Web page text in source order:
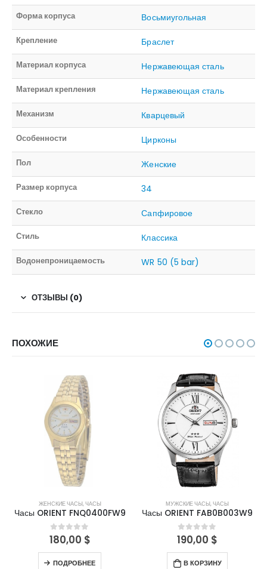
Форма корпуса Восьмиугольная
Крепление Браслет
Материал корпуса Нержавеющая сталь
Материал крепления Нержавеющая сталь
Механизм Кварцевый
Особенности Цирконы
Пол Женские
Размер корпуса 34
Стекло Сапфировое
Стиль Классика
Водонепроницаемость WR 50 (5 bar)
ОТЗЫВЫ (0)
ПОХОЖИЕ
НЕТ В НАЛИЧИИ
ЖЕНСКИЕ ЧАСЫ,ЧАСЫ
Часы ORIENT FNQ0400FW9
0out of 5
180,00 $
ПОДРОБНЕЕ
МУЖСКИЕ ЧАСЫ,ЧАСЫ
Часы ORIENT FAB0B003W9
0out of 5
190,00 $
В КОРЗИНУ